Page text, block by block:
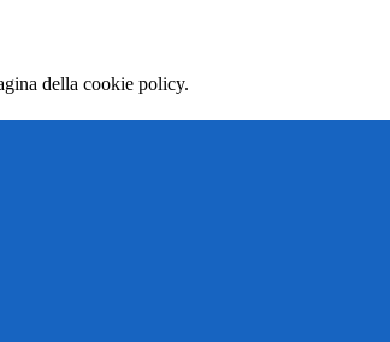
della cookie policy.